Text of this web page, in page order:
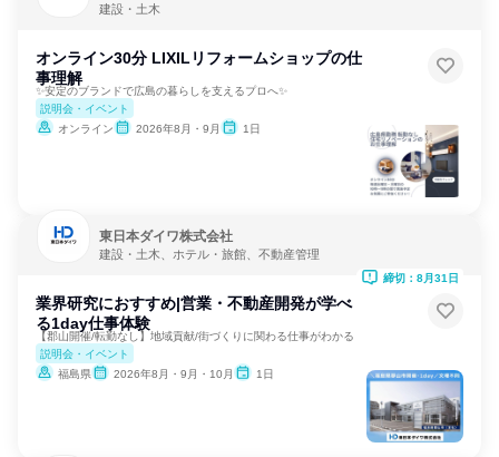
建設・土木
オンライン30分 LIXILリフォームショップの仕
事理解
✨安定のブランドで広島の暮らしを支えるプロへ✨
説明会・イベント
オンライン
2026年8月・9月 1日
東日本ダイワ株式会社
建設・土木、ホテル・旅館、不動産管理
業界研究におすすめ|営業・不動産開発が学べ
る1day仕事体験
【郡山開催/転勤なし】地域貢献/街づくりに関わる仕事がわかる
説明会・イベント
福島県
2026年8月・9月・10月 1日
締切：8月31日